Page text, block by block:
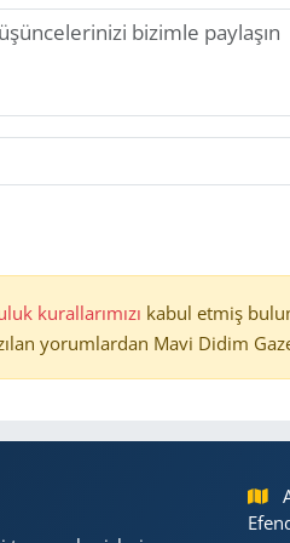
kurallarımızı kabul etmiş
yorumlardan Mavi Didim